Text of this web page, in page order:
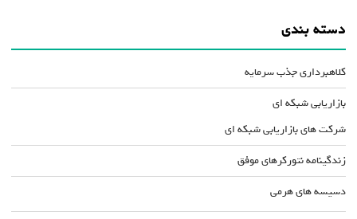
دسته بندی
کلاهبرداری جذب سرمایه
بازاریابی شبکه ای
شرکت های بازاریابی شبکه ای
زندگینامه نتورکرهای موفق
دسیسه های هرمی